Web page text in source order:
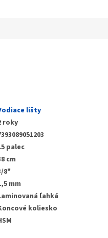
lišty
roky
palec
cm
8"
mm
ľahká
koliesko